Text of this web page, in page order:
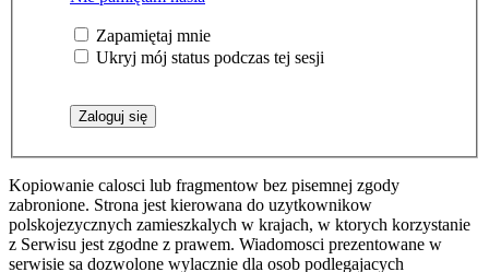
Zapamiętaj mnie
Ukryj mój status podczas tej sesji
Kopiowanie calosci lub fragmentow bez pisemnej zgody
zabronione. Strona jest kierowana do uzytkownikow
polskojezycznych zamieszkalych w krajach, w ktorych korzystanie
z Serwisu jest zgodne z prawem. Wiadomosci prezentowane w
serwisie sa dozwolone wylacznie dla osob podlegajacych